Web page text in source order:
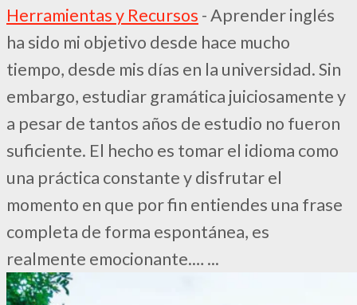
Herramientas y Recursos -Aprender inglés
ha sido mi objetivo desde hace mucho
tiempo, desde mis días en la universidad. Sin
embargo, estudiar gramática juiciosamente y
a pesar de tantos años de estudio no fueron
suficiente. El hecho es tomar el idioma como
una práctica constante y disfrutar el
momento en que por fin entiendes una frase
completa de forma espontánea, es
realmente emocionante.… ...